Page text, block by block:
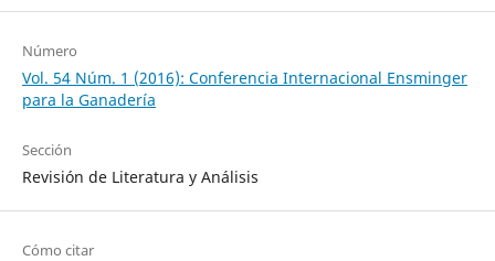
Número
Vol. 54 Núm. 1 (2016): Conferencia Internacional Ensminger
para la Ganadería
Sección
Revisión de Literatura y Análisis
Cómo citar